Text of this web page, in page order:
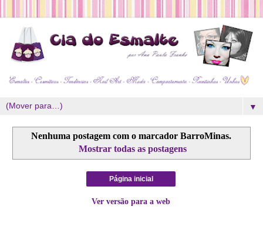
▼
Nenhuma postagem com o marcador BarroMinas.
Mostrar todas as postagens
Página inicial
Ver versão para a web